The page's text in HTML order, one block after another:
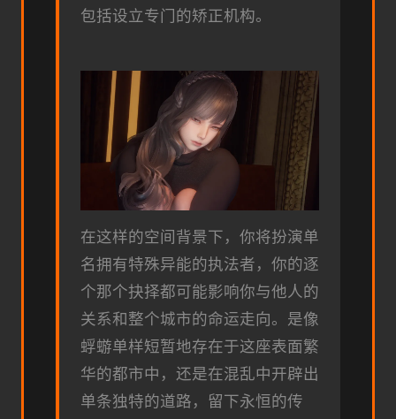
包括设立专门的矫正机构。
在这样的空间背景下，你将扮演单
名拥有特殊异能的执法者，你的逐
个那个抉择都可能影响你与他人的
关系和整个城市的命运走向。是像
蜉蝣单样短暂地存在于这座表面繁
华的都市中，还是在混乱中开辟出
单条独特的道路，留下永恒的传